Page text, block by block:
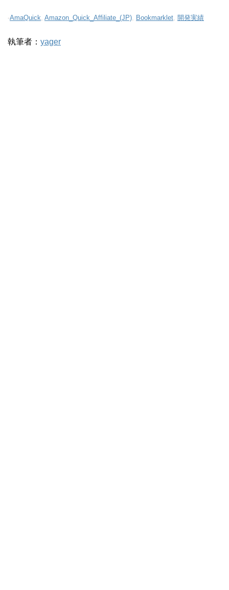
-AmaQuick, Amazon_Quick_Affiliate_(JP), Bookmarklet, 開発実績
執筆者： yager